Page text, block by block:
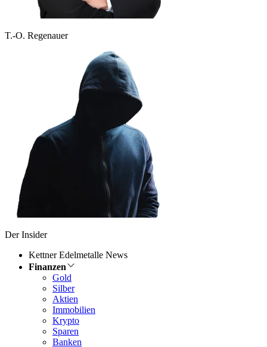
T.-O. Regenauer
Der Insider
Kettner Edelmetalle News
Finanzen
Gold
Silber
Aktien
Immobilien
Krypto
Sparen
Banken